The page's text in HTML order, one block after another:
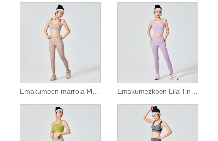
Emakumeen marroia Plaid eredua Kirol Leggings